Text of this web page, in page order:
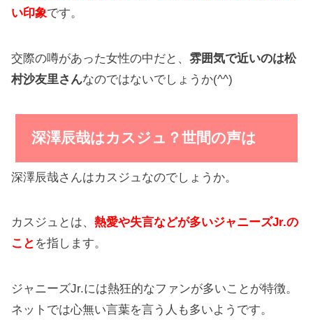
い印象です。
交際の噂があった女性の中だと、雰囲気で近いのは松
村沙友里さんなのではないでしょうか(^^)
深澤辰哉はカスジュ？世間の声は
深澤辰哉さんはカスジュなのでしょうか。
カスジュとは、熱愛や失言などが多いジャニーズJr.の
こと を指します。
ジャニーズJr.には熱狂的なファンが多いことが特徴。
ネットでは心無い言葉を言う人も多いようです。